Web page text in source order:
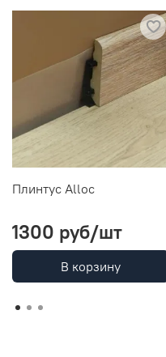
Плинтус Alloc
1300 руб/шт
В корзину